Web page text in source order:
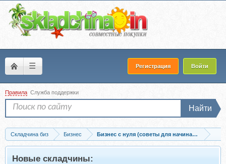
☰ Регистрация Войти
Правила Служба поддержки
Найти
Складчина биз Бизнес
Бизнес с нуля (советы для начинающих)
Скачать [Бизнес Молодость] Найди бизнес для себя (Петр Осипов, Михаил
Новые складчины: